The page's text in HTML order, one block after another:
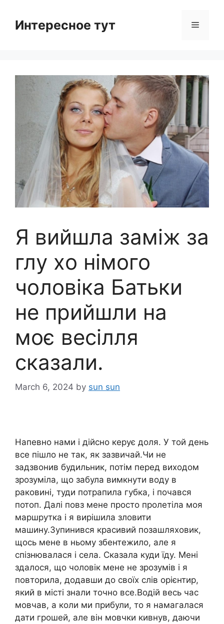
contentИнтересное тут Menu
Я вийшла заміж за
глy хo німого
чоловіка Батьки
не прийшли на
моє весілля
сказали.
March 6, 2024 by sun sun
Напевно нами і дійсно керує доля. У той день
все пішло не так, як зазвичай.Чи не
задзвонив будильник, потім перед виходом
зрозуміла, що забула вимкнути воду в
раковині, туди потрапила губка, і почався
потоп. Далі повз мене просто пролетіла моя
маршрутка і я вирішила зловити
машину.Зупинився красивий позашляховик,
щось мене в ньому збентежило, але я
спізнювалася і села. Сказала куди їду. Мені
здалося, що чоловік мене не зрозумів і я
повторила, додавши до своїх слів орієнтир,
який в місті знали точно все.Водій весь час
мовчав, а коли ми прибули, то я намагалася
дати грошей, але він мовчки кивнув, даючи